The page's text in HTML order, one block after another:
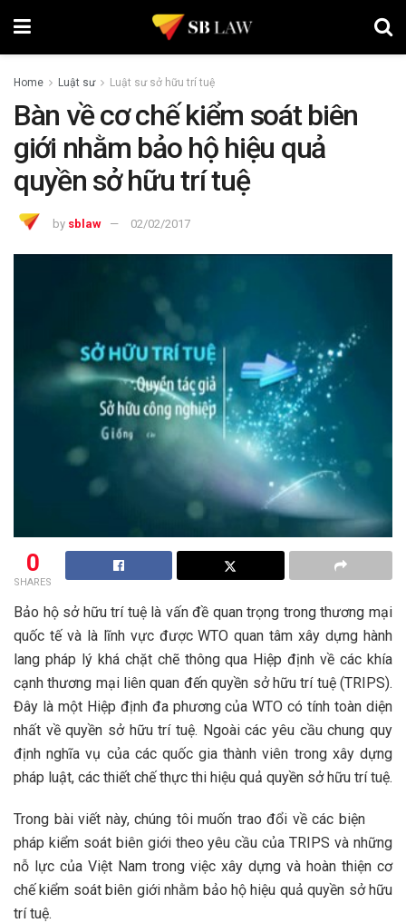
Home Luật sư Luật sư sở hữu trí tuệ
Bàn về cơ chế kiểm soát biên
giới nhằm bảo hộ hiệu quả
quyền sở hữu trí tuệ
by sblaw 02/02/2017
0
SHARES
Bảo hộ sở hữu trí tuệ là vấn đề quan trọng trong thương mại
quốc tế và là lĩnh vực được WTO quan tâm xây dựng hành
lang pháp lý khá chặt chẽ thông qua Hiệp định về các khía
cạnh thương mại liên quan đến quyền sở hữu trí tuệ (TRIPS).
Đây là một Hiệp định đa phương của WTO có tính toàn diện
nhất về quyền sở hữu trí tuệ. Ngoài các yêu cầu chung quy
định nghĩa vụ của các quốc gia thành viên trong xây dựng
pháp luật, các thiết chế thực thi hiệu quả quyền sở hữu trí tuệ.
Trong bài viết này, chúng tôi muốn trao đổi về các biện
pháp kiểm soát biên giới theo yêu cầu của TRIPS và những
nỗ lực của Việt Nam trong việc xây dựng và hoàn thiện cơ
chế kiểm soát biên giới nhằm bảo hộ hiệu quả quyền sở hữu
trí tuệ.